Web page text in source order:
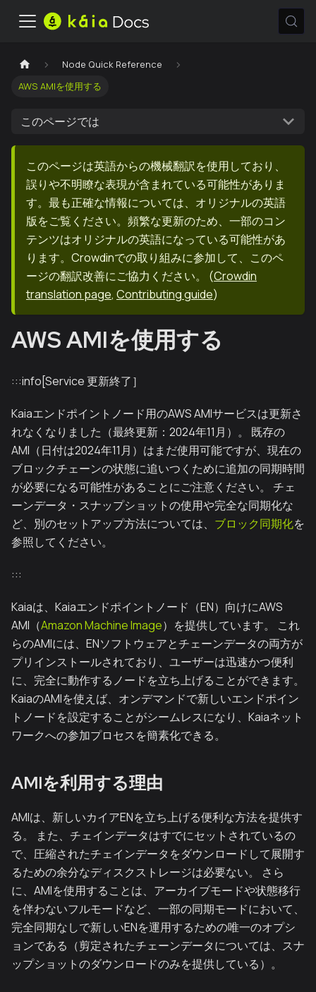
Node Quick Reference
AWS AMIを使用する
このページでは
このページは英語からの機械翻訳を使用しており、
誤りや不明瞭な表現が含まれている可能性がありま
す。最も正確な情報については、オリジナルの英語
版をご覧ください。頻繁な更新のため、一部のコン
テンツはオリジナルの英語になっている可能性があ
ります。Crowdinでの取り組みに参加して、このペ
ージの翻訳改善にご協力ください。
(Crowdin
translation page, Contributing guide)
AWS AMIを使用する
:::info[Service 更新終了］
Kaiaエンドポイントノード用のAWS AMIサービスは更新さ
れなくなりました（最終更新：2024年11月）。 既存の
AMI（日付は2024年11月）はまだ使用可能ですが、現在の
ブロックチェーンの状態に追いつくために追加の同期時間
が必要になる可能性があることにご注意ください。 チェ
ーンデータ・スナップショットの使用や完全な同期化な
ど、別のセットアップ方法については、 ブロック同期化を
参照してください。
:::
Kaiaは、Kaiaエンドポイントノード（EN）向けにAWS
AMI（Amazon Machine Image）を提供しています。 これ
らのAMIには、ENソフトウェアとチェーンデータの両方が
プリインストールされており、ユーザーは迅速かつ便利
に、完全に動作するノードを立ち上げることができます。
KaiaのAMIを使えば、オンデマンドで新しいエンドポイン
トノードを設定することがシームレスになり、Kaiaネット
ワークへの参加プロセスを簡素化できる。
AMIを利用する理由
AMIは、新しいカイアENを立ち上げる便利な方法を提供す
る。 また、チェインデータはすでにセットされているの
で、圧縮されたチェインデータをダウンロードして展開す
るための余分なディスクストレージは必要ない。 さら
に、AMIを使用することは、アーカイブモードや状態移行
を伴わないフルモードなど、一部の同期モードにおいて、
完全同期なしで新しいENを運用するための唯一のオプシ
ョンである（剪定されたチェーンデータについては、スナ
ップショットのダウンロードのみを提供している）。